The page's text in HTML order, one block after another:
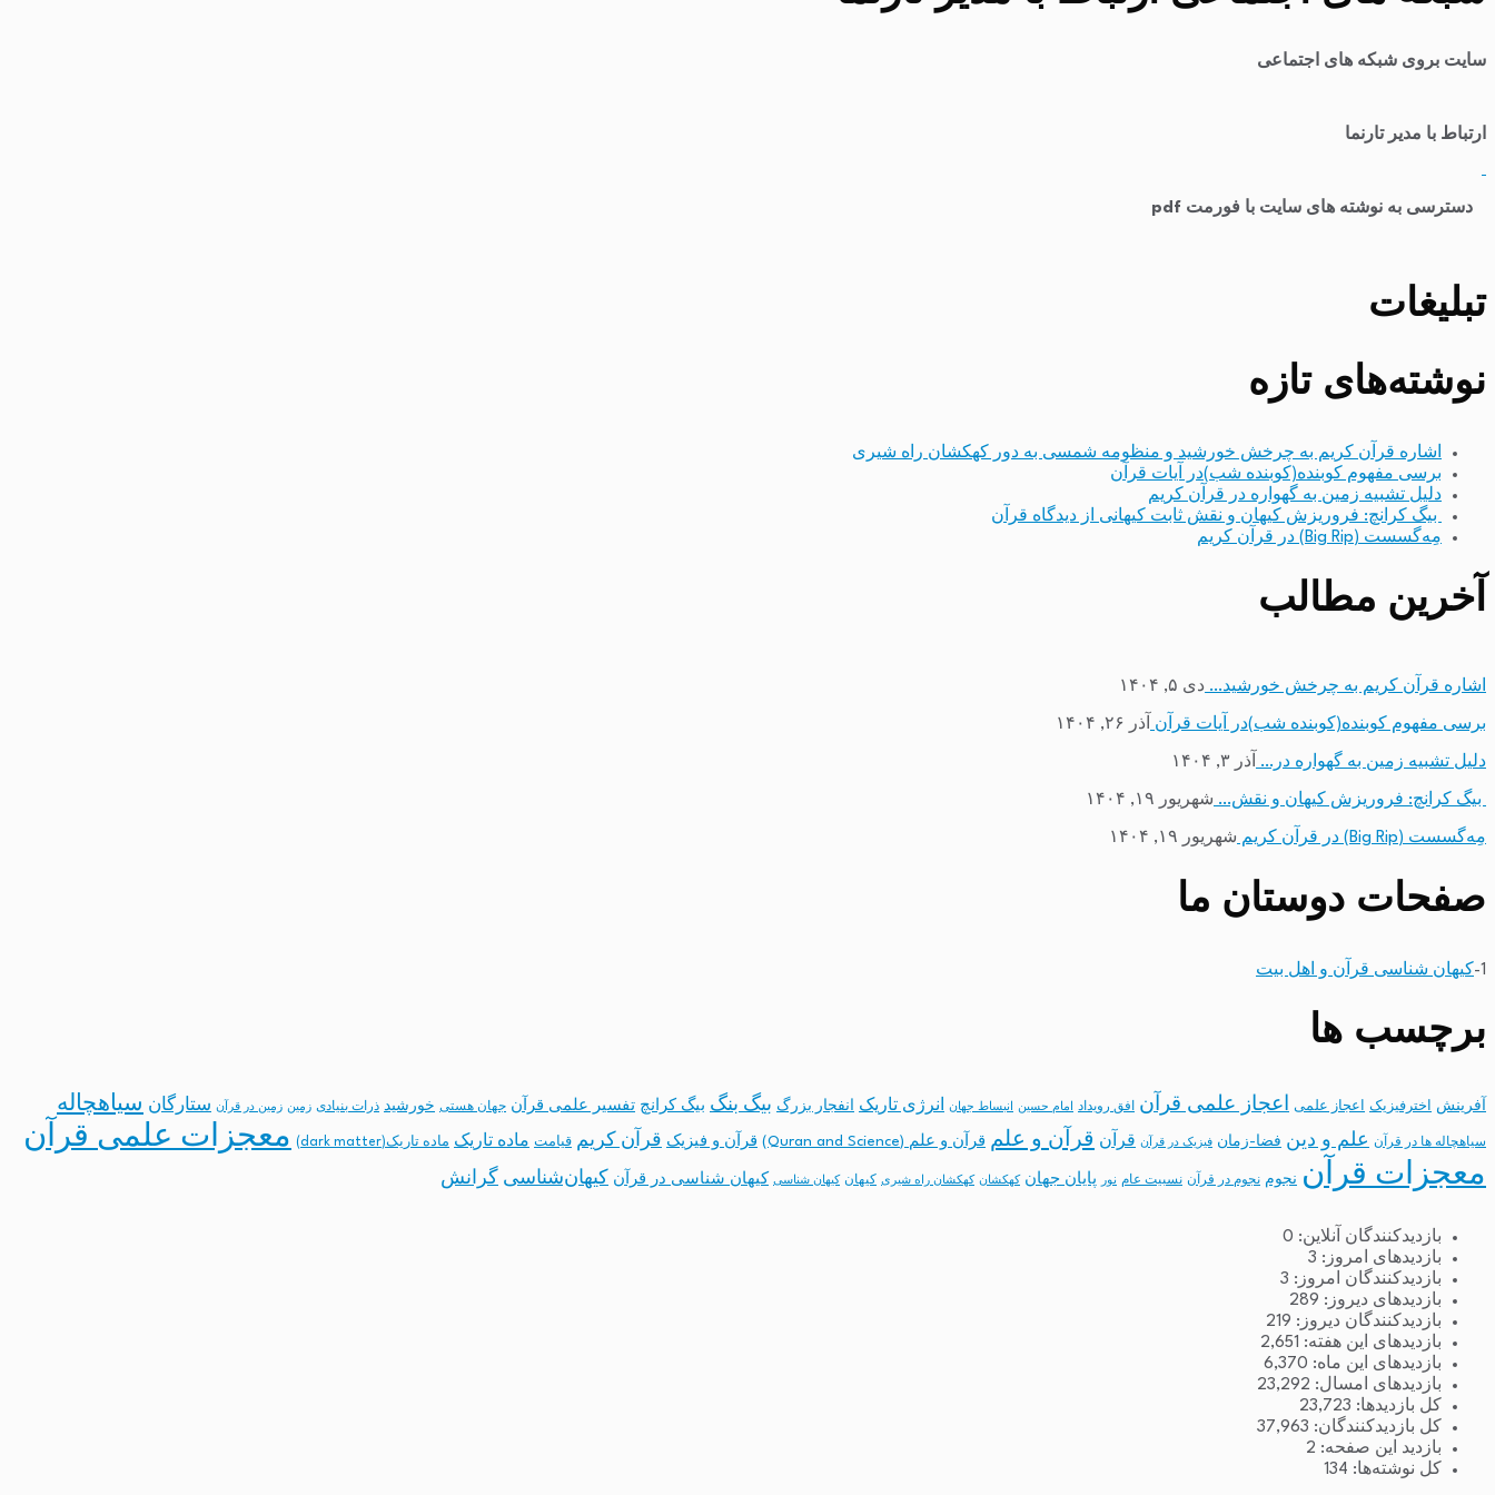
سایت بروی شبکه های اجتماعی
ارتباط با مدیر تارنما
دسترسی به نوشته های سایت با فورمت pdf
تبلیغات
نوشته‌های تازه
اشاره قرآن کریم به چرخش خورشید و منظومه شمسی به دور کهکشان راه شیری
برسی مفهوم کوبنده(کوبنده شب)در آیات قرآن
دلیل تشبیه زمین به گهواره در قرآن کریم
بیگ کرانچ: فروریزش کیهان و نقش ثابت کیهانی از دیدگاه قرآن
مِه‌گسست (Big Rip) در قرآن کریم
آخرین مطالب
اشاره قرآن کریم به چرخش خورشید… دی ۵, ۱۴۰۴
برسی مفهوم کوبنده(کوبنده شب)در آیات قرآن آذر ۲۶, ۱۴۰۴
دلیل تشبیه زمین به گهواره در… آذر ۳, ۱۴۰۴
بیگ کرانچ: فروریزش کیهان و نقش… شهریور ۱۹, ۱۴۰۴
مِه‌گسست (Big Rip) در قرآن کریم شهریور ۱۹, ۱۴۰۴
صفحات دوستان ما
1- کیهان شناسی قرآن و اهل بیت
برچسب ها
آفرینش اخترفیزیک اعجاز علمی اعجاز علمی قرآن افق رویداد امام حسین انبساط جهان انرژی تاریک انفجار بزرگ بیگ بنگ بیگ کرانچ تفسیر علمی قرآن جهان هستی خورشید ذرات بنیادی زمین زمین در قرآن ستارگان سیاهچاله
سیاهچاله ها در قرآن علم و دین فضا-زمان فیزیک در قرآن قرآن قرآن و علم قرآن و علم (Quran and Science) قرآن و فیزیک قرآن کریم قیامت ماده تاریک ماده تاریک(dark matter) معجزات علمی قرآن
معجزات قرآن نجوم نجوم در قرآن نسبیت عام نور پایان جهان کهکشان کهکشان راه شیری کیهان کیهان شناسی کیهان شناسی در قرآن کیهان‌شناسی گرانش
بازدیدکنندگان آنلاین: 0
بازدیدهای امروز: 3
بازدیدکنندگان امروز: 3
بازدیدهای دیروز: 289
بازدیدکنندگان دیروز: 219
بازدیدهای این هفته: 2,651
بازدیدهای این ماه: 6,370
بازدیدهای امسال: 23,292
کل بازدیدها: 23,723
کل بازدیدکنند‌گان: 37,963
بازدید این صفحه: 2
کل نوشته‌ها: 134